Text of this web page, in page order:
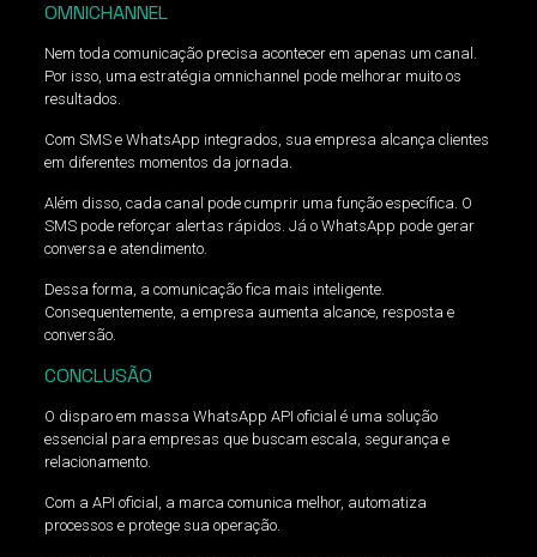
OMNICHANNEL
Nem toda comunicação precisa acontecer em apenas um canal.
Por isso, uma estratégia omnichannel pode melhorar muito os
resultados.
Com SMS e WhatsApp integrados, sua empresa alcança clientes
em diferentes momentos da jornada.
Além disso, cada canal pode cumprir uma função específica. O
SMS pode reforçar alertas rápidos. Já o WhatsApp pode gerar
conversa e atendimento.
Dessa forma, a comunicação fica mais inteligente.
Consequentemente, a empresa aumenta alcance, resposta e
conversão.
CONCLUSÃO
O disparo em massa WhatsApp API oficial é uma solução
essencial para empresas que buscam escala, segurança e
relacionamento.
Com a API oficial, a marca comunica melhor, automatiza
processos e protege sua operação.